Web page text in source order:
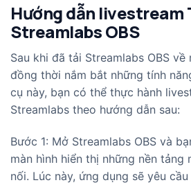
Hướng dẫn livestream
Streamlabs OBS
Sau khi đã tải Streamlabs OBS về
đồng thời nắm bắt những tính
cụ này, bạn có thể thực hành
Streamlabs theo hướng dẫn sau:
Bước 1: Mở Streamlabs OBS và
màn hình hiển thị những nền tảng
nối. Lúc này, ứng dụng sẽ yêu